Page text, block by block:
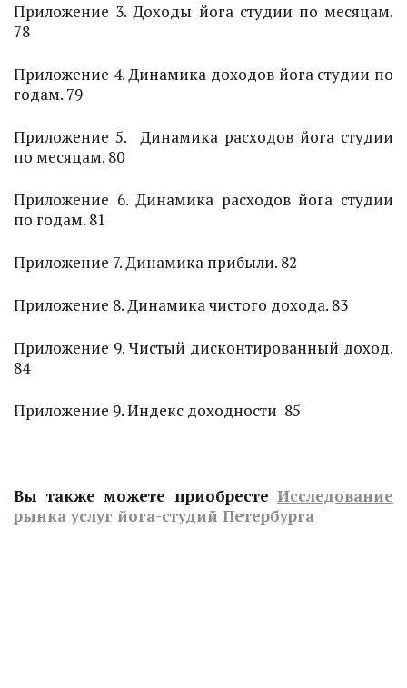
Приложение 3. Доходы йога студии по месяцам.
78
Приложение 4. Динамика доходов йога студии по
годам. 79
Приложение 5. Динамика расходов йога студии
по месяцам. 80
Приложение 6. Динамика расходов йога студии
по годам. 81
Приложение 7. Динамика прибыли. 82
Приложение 8. Динамика чистого дохода. 83
Приложение 9. Чистый дисконтированный доход.
84
Приложение 9. Индекс доходности 85
Вы также можете приобресте Исследование
рынка услуг йога-студий Петербурга